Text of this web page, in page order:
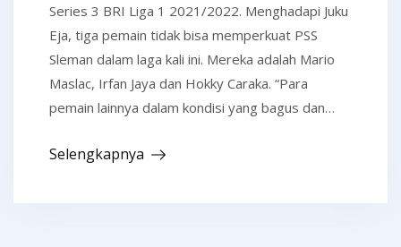
Series 3 BRI Liga 1 2021/2022. Menghadapi Juku
Eja, tiga pemain tidak bisa memperkuat PSS
Sleman dalam laga kali ini. Mereka adalah Mario
Maslac, Irfan Jaya dan Hokky Caraka. “Para
pemain lainnya dalam kondisi yang bagus dan…
Selengkapnya